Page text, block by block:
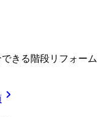
きる 階段リフォーム
chevron_right